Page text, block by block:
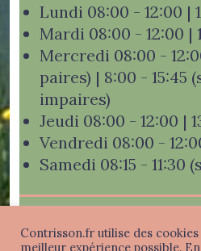
Lundi 08:00 - 12:00 |
Mardi 08:00 - 12:00 |
Mercredi 08:00 -
paires) | 8:00 - 15:45
impaires)
Jeudi 08:00 - 12:00 |
Vendredi 08:00 -
Samedi 08:15 - 11:30
Contrisson.fr utilise des
meilleur expérience possible.